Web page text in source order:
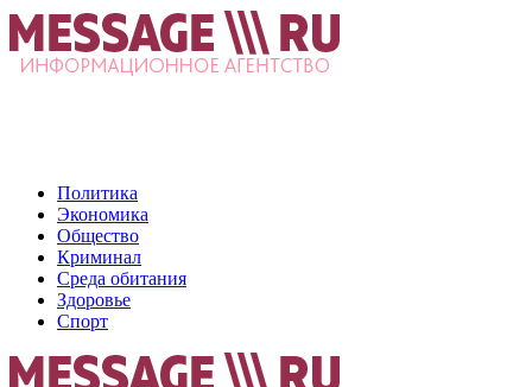
Политика
Экономика
Общество
Криминал
Среда обитания
Здоровье
Спорт